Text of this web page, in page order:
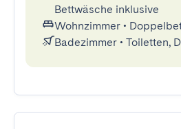
Bettwäsche inklusive
Wohnzimmer •
Badezimmer • Toiletten,